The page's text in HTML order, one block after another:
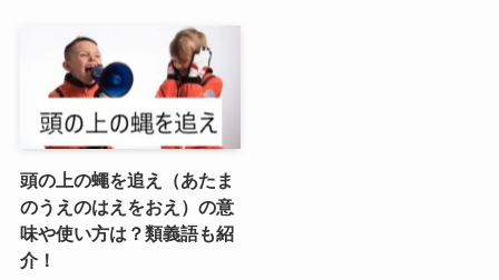
頭の上の蠅を追え（あたま
のうえのはえをおえ）の意
味や使い方は？類義語も紹
介！